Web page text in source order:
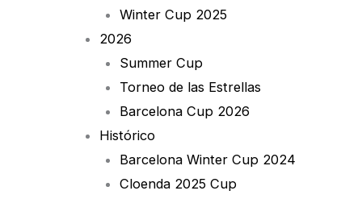
Winter Cup 2025
2026
Summer Cup
Torneo de las Estrellas
Barcelona Cup 2026
Histórico
Barcelona Winter Cup 2024
Cloenda 2025 Cup